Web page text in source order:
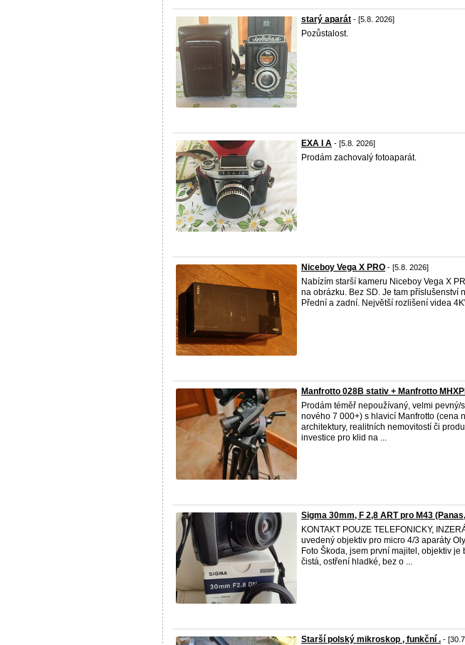
starý aparát - [5.8. 2026]
Pozůstalost.
EXA I A - [5.8. 2026]
Prodám zachovalý fotoaparát.
Niceboy Vega X PRO - [5.8. 2026]
Nabízím starší kameru Niceboy Vega X
na obrázku. Bez SD. Je tam příslušenství
Přední a zadní. Největší rozlišení videa
Manfrotto 028B stativ + Manfrotto
Prodám téměř nepoužívaný, velmi
nového 7 000+) s hlavicí Manfrotto (cena
architektury, realitních nemovitostí či
investice pro klid na ...
Sigma 30mm, F 2,8 ART pro M43
KONTAKT POUZE TELEFONICKY,
uvedený objektiv pro micro 4/3 aparáty
Foto Škoda, jsem první majitel, objektiv
čistá, ostření hladké, bez o ...
Starší polský mikroskop , funkční . -